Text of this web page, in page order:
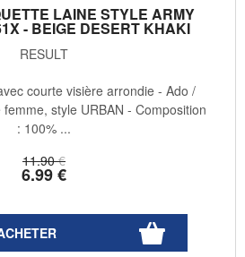
LAINE STYLE ARMY
- BEIGE DESERT KHAKI
RESULT
11.90 €
6.99€
courte visière arrondie - Ado /
style URBAN - Composition
: 100% ...